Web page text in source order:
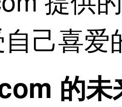
己喜
的未